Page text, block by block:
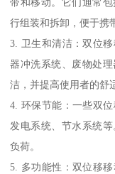
带和移动。它们通常
行组装和拆卸，便于携
3. 卫生和清洁：双位
器冲洗系统、废物处
洁，并提高使用者的舒
4. 环保节能：一些双
发电系统、节水系统
负荷。
5. 多功能性：双位移